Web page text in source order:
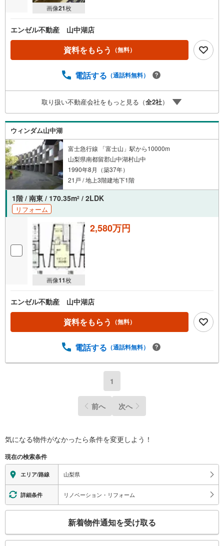
画像21枚
エンゼル不動産 山中湖店
資料をもらう （無料）
電話する （通話料無料）
取り扱い不動産会社をもっと見る（全2社）
ウィンダム山中湖
富士急行線 「富士山」駅から10000m
山梨県南都留郡山中湖村山中
1990年8月（築37年）
21戸 / 地上3階建地下1階
1階 / 南東 / 170.35m2 / 2LDK
リフォーム
画像11枚
2,580万円
エンゼル不動産 山中湖店
資料をもらう （無料）
電話する （通話料無料）
1
前へ 次へ
気になる物件がなかったら条件を変更しよう！
現在の検索条件
エリア/路線 山梨県
詳細条件 リノベーション・リフォーム
検
新着物件通知を受け取る